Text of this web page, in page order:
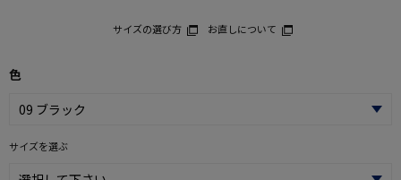
サイズの選び方 お直しについて
色
サイズを選ぶ